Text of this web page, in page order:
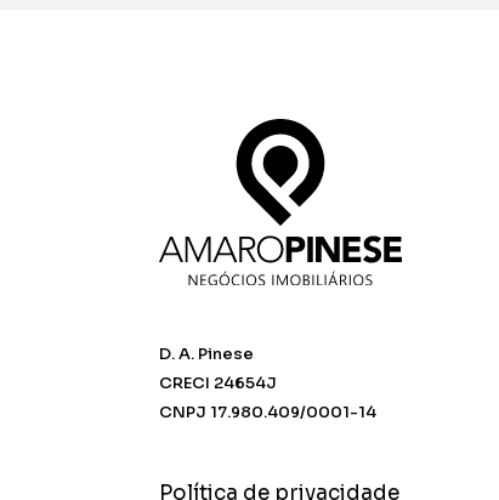
D. A. Pinese
CRECI 24654J
CNPJ 17.980.409/0001-14
Política de privacidade